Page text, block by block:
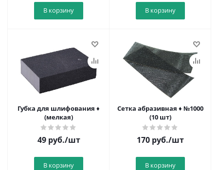
В корзину В корзину
Губка для шлифования ♦
(мелкая)
49руб./шт
В корзину
Сетка абразивная ♦ №1000
(10 шт)
170 руб./шт
В корзину